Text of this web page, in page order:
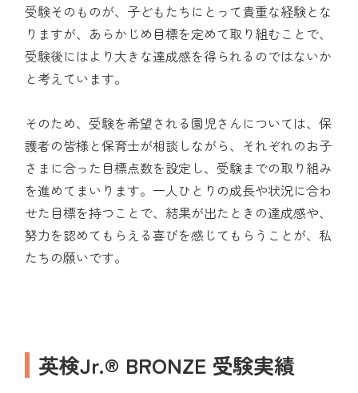
受験そのものが、子どもたちにとって貴重な経験とな
りますが、あらかじめ目標を定めて取り組むことで、
受験後にはより大きな達成感を得られるのではないか
と考えています。
そのため、受験を希望される園児さんについては、保
護者の皆様と保育士が相談しながら、それぞれのお子
さまに合った目標点数を設定し、受験までの取り組み
を進めてまいります。一人ひとりの成長や状況に合わ
せた目標を持つことで、結果が出たときの達成感や、
努力を認めてもらえる喜びを感じてもらうことが、私
たちの願いです。
英検Jr.® BRONZE 受験実績